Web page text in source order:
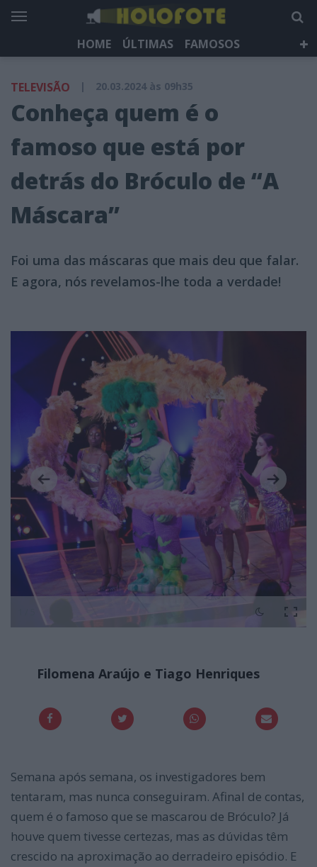
HOME ÚLTIMAS
FAMOSOS
HOLOFOTE TV
NEWSLETTER
TELEVISÃO | 20.03.2024 às 09h35
Conheça quem é o
famoso que está por
detrás do Bróculo de “A
Máscara”
Foi uma das máscaras que mais deu que falar.
E agora, nós revelamos-lhe toda a verdade!
Filomena Araújo e Tiago Henriques
Semana após semana, os investigadores bem
tentaram, mas nunca conseguiram. Afinal de contas,
quem é o famoso que se mascarou de Bróculo? Já
houve quem tivesse certezas, mas as dúvidas têm
crescido na aproximação ao derradeiro episódio. E